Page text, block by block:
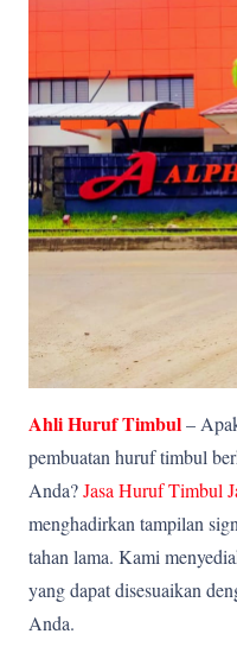
Ahli Huruf Timbul–
pembuatan huruf timbul
Anda?Jasa Huruf Timbul
menghadirkan tampilan
tahan lama. Kami
yang dapat disesuaikan
Anda.